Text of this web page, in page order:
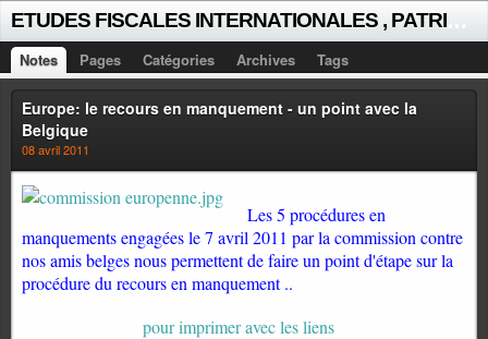
Notes Pages Catégories Archives Tags
Europe: le recours en manquement - un point avec la
Belgique
08 avril 2011
Les 5 procédures en
manquements engagées le 7 avril 2011 par la commission contre
nos amis belges nous permettent de faire un point d'étape sur la
procédure du recours en manquement ..
pour imprimer avec les liens